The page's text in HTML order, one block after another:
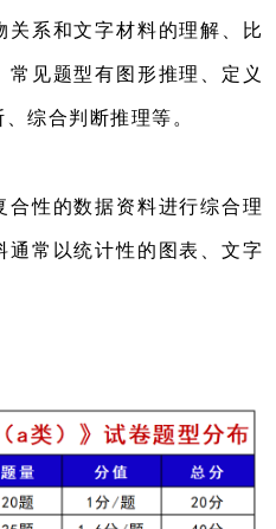
系和文字材料的理解、比
见题型有图形推理、定义
综合判断推理等。
性的数据资料进行综合理
常以统计性的图表、文字